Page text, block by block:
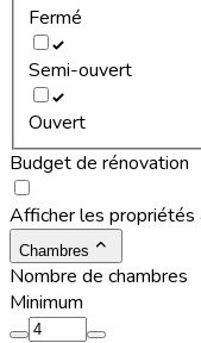
Fermé
Semi-ouvert
Ouvert
Budget de rénovation
Afficher les propriétés
Chambres
Nombre de chambres
Minimum